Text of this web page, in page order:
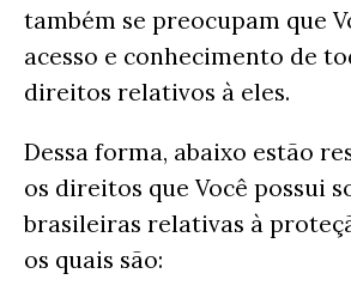
também se preocupam que
acesso e conhecimento de
direitos relativos à eles.
Dessa forma, abaixo estão
os direitos que Você possui
brasileiras relativas à
os quais são: